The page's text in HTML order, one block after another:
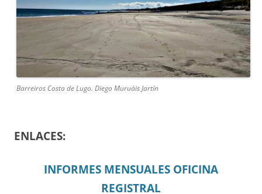
Barreiros Costa de Lugo. Diego Muruáis Jartín
ENLACES:
INFORMES MENSUALES OFICINA
REGISTRAL